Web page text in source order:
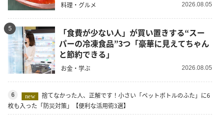
料理・グルメ 2026.08.05
5
「食費が少ない人」が買い置きする“スー
パーの冷凍食品”3つ「豪華に見えてちゃん
と節約できる」
お金・学ぶ 2026.08.05
6 new
捨てなかった人、正解です！小さい「ペットボトルのふた」に6
枚も入った「防災対策」【便利な活用術3選】